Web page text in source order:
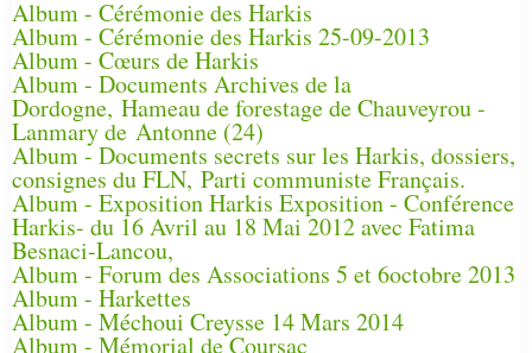
Album - Cérémonie des Harkis
Album - Cérémonie des Harkis 25-09-2013
Album - Cœurs de Harkis
Album - Documents Archives de la
Dordogne, Hameau de forestage de Chauveyrou -
Lanmary de Antonne (24)
Album - Documents secrets sur les Harkis, dossiers,
consignes du FLN, Parti communiste Français.
Album - Exposition Harkis Exposition - Conférence
Harkis- du 16 Avril au 18 Mai 2012 avec Fatima
Besnaci-Lancou,
Album - Forum des Associations 5 et 6octobre 2013
Album - Harkettes
Album - Méchoui Creysse 14 Mars 2014
Album - Mémorial de Coursac